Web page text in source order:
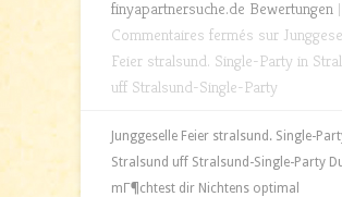
finyapartnersuche.de Bewertungen |
Commentaires fermés sur
Feier stralsund. Single-Party in
uff Stralsund-Single-Party
Junggeselle Feier stralsund. Single-
Stralsund uff Stralsund-Single-Party
mГ¶chtest dir Nichtens optimal